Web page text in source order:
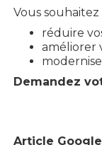
Vous souhaitez
réduire
améliorer
Demandez
Article